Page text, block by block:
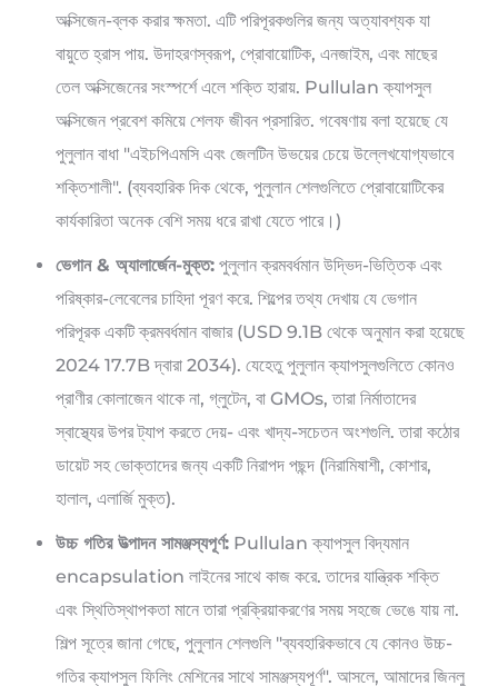
অক্সিজেন-ব্লক করার ক্ষমতা. এটি পরিপূরকগুলির জন্য অত্যাবশ্যক যা
বায়ুতে হ্রাস পায়. উদাহরণস্বরূপ, প্রোবায়োটিক, এনজাইম, এবং মাছের
তেল অক্সিজেনের সংস্পর্শে এলে শক্তি হারায়. Pullulan ক্যাপসুল
অক্সিজেন প্রবেশ কমিয়ে শেলফ জীবন প্রসারিত. গবেষণায় বলা হয়েছে যে
পুলুলান বাধা "এইচপিএমসি এবং জেলটিন উভয়ের চেয়ে উল্লেখযোগ্যভাবে
শক্তিশালী". (ব্যবহারিক দিক থেকে, পুলুলান শেলগুলিতে প্রোবায়োটিকের
কার্যকারিতা অনেক বেশি সময় ধরে রাখা যেতে পারে।)
ভেগান & অ্যালার্জেন-মুক্ত: পুলুলান ক্রমবর্ধমান উদ্ভিদ-ভিত্তিক এবং
পরিষ্কার-লেবেলের চাহিদা পূরণ করে. শিল্পের তথ্য দেখায় যে ভেগান
পরিপূরক একটি ক্রমবর্ধমান বাজার (USD 9.1B থেকে অনুমান করা হয়েছে
2024 17.7B দ্বারা 2034). যেহেতু পুলুলান ক্যাপসুলগুলিতে কোনও
প্রাণীর কোলাজেন থাকে না, গ্লুটেন, বা GMOs, তারা নির্মাতাদের
স্বাস্থ্যের উপর ট্যাপ করতে দেয়- এবং খাদ্য-সচেতন অংশগুলি. তারা কঠোর
ডায়েট সহ ভোক্তাদের জন্য একটি নিরাপদ পছন্দ (নিরামিষাশী, কোশার,
হালাল, এলার্জি মুক্ত).
উচ্চ গতির উত্পাদন সামঞ্জস্যপূর্ণ: Pullulan ক্যাপসুল বিদ্যমান
encapsulation লাইনের সাথে কাজ করে. তাদের যান্ত্রিক শক্তি
এবং স্থিতিস্থাপকতা মানে তারা প্রক্রিয়াকরণের সময় সহজে ভেঙে যায় না.
শিল্প সূত্রে জানা গেছে, পুলুলান শেলগুলি "ব্যবহারিকভাবে যে কোনও উচ্চ-
গতির ক্যাপসুল ফিলিং মেশিনের সাথে সামঞ্জস্যপূর্ণ". আসলে, আমাদের জিনলু